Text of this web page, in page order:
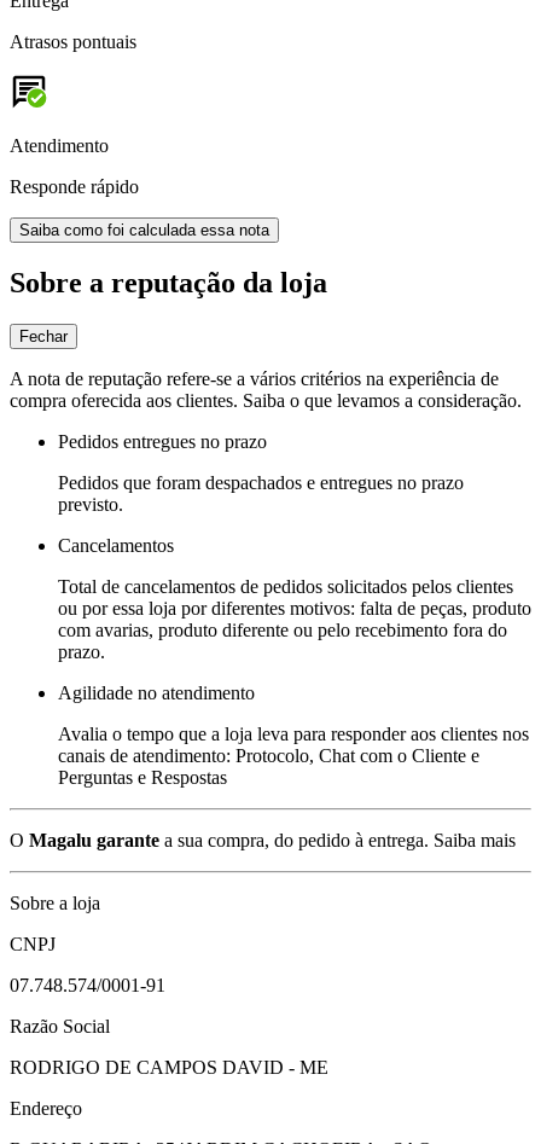
Atrasos pontuais
Atendimento
Responde rápido
Saiba como foi calculada essa nota
Sobre a reputação da loja
Fechar
A nota de reputação refere-se a vários critérios na experiência de
compra oferecida aos clientes. Saiba o que levamos a consideração.
Pedidos entregues no prazo
Pedidos que foram despachados e entregues no prazo
previsto.
Cancelamentos
Total de cancelamentos de pedidos solicitados pelos clientes
ou por essa loja por diferentes motivos: falta de peças, produto
com avarias, produto diferente ou pelo recebimento fora do
prazo.
Agilidade no atendimento
Avalia o tempo que a loja leva para responder aos clientes nos
canais de atendimento: Protocolo, Chat com o Cliente e
Perguntas e Respostas
O Magalu garante a sua compra, do pedido à entrega. Saiba mais
Sobre a loja
CNPJ
07.748.574/0001-91
Razão Social
RODRIGO DE CAMPOS DAVID - ME
Endereço